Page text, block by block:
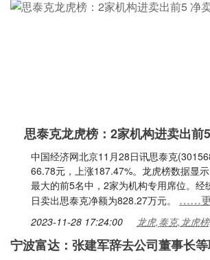
思泰克龙虎榜：2家机构进卖出前
中国经济网北京11月28日讯思泰克
66.78元，上涨187.47%。龙虎榜数据显
最大的前5名中，2家为机构专用席位。经
日卖出思泰克净额为828.27万元。 ……
2023-11-28 17:24:00 龙虎,泰克,龙虎
宁波富达：张建军辞去公司董事长